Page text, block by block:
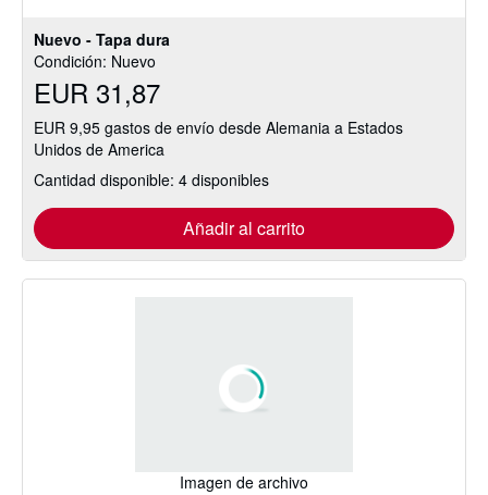
Nuevo - Tapa dura
Condición: Nuevo
EUR 31,87
EUR 9,95 gastos de envío desde Alemania a Estados
Unidos de America
Cantidad disponible: 4 disponibles
Añadir al carrito
Imagen de archivo